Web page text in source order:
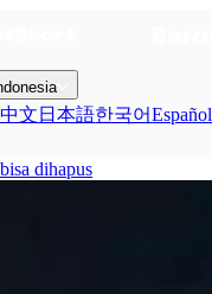
文 日本語한국어Español
dihapus